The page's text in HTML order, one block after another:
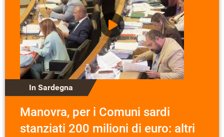
In Sardegna
Manovra, per i Comuni sardi
stanziati 200 milioni di euro: altri